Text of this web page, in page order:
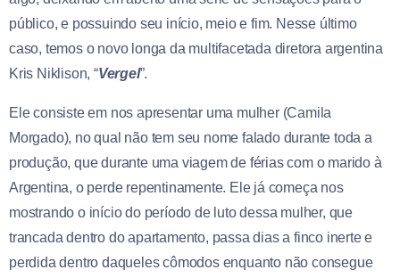
público, e possuindo seu início, meio e fim. Nesse último
caso, temos o novo longa da multifacetada diretora argentina
Kris Niklison, “Vergel”.
Ele consiste em nos apresentar uma mulher (Camila
Morgado), no qual não tem seu nome falado durante toda a
produção, que durante uma viagem de férias com o marido à
Argentina, o perde repentinamente. Ele já começa nos
mostrando o início do período de luto dessa mulher, que
trancada dentro do apartamento, passa dias a finco inerte e
perdida dentro daqueles cômodos enquanto não consegue